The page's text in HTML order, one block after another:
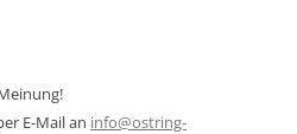
E-Mail an info@ostring-